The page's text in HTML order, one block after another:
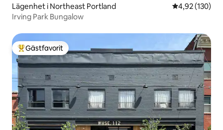
Lägenhet i Northeast Portland 4,92 av 5 i
4,92 (130)
Irving Park Bungalow
Populär gästfavorit
Gästfavorit